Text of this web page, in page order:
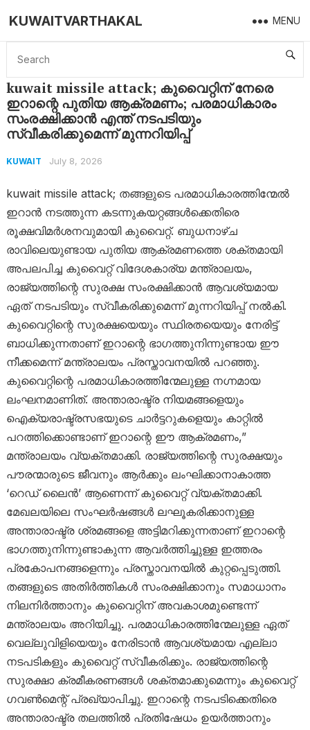
KUWAITVARTHAKAL MENU
Home Kuwait
kuwait missile attack; കുവൈറ്റിന് നേരെ
ഇറാന്റെ പുതിയ ആക്രമണം; പരമാധികാരം
സംരക്ഷിക്കാൻ എന്ത് നടപടിയും
സ്വീകരിക്കുമെന്ന് മുന്നറിയിപ്പ്
KUWAIT July 8, 2026
kuwait missile attack; തങ്ങളുടെ പരമാധികാരത്തിന്മേൽ
ഇറാൻ നടത്തുന്ന കടന്നുകയറ്റങ്ങൾക്കെതിരെ
രൂക്ഷവിമർശനവുമായി കുവൈറ്റ്. ബുധനാഴ്ച
രാവിലെയുണ്ടായ പുതിയ ആക്രമണത്തെ ശക്തമായി
അപലപിച്ച കുവൈറ്റ് വിദേശകാര്യ മന്ത്രാലയം,
രാജ്യത്തിന്റെ സുരക്ഷ സംരക്ഷിക്കാൻ ആവശ്യമായ
ഏത് നടപടിയും സ്വീകരിക്കുമെന്ന് മുന്നറിയിപ്പ് നൽകി.
കുവൈറ്റിന്റെ സുരക്ഷയെയും സ്ഥിരതയെയും നേരിട്ട്
ബാധിക്കുന്നതാണ് ഇറാന്റെ ഭാഗത്തുനിന്നുണ്ടായ ഈ
നീക്കമെന്ന് മന്ത്രാലയം പ്രസ്താവനയിൽ പറഞ്ഞു.
കുവൈറ്റിന്റെ പരമാധികാരത്തിന്മേലുള്ള നഗ്നമായ
ലംഘനമാണിത്. അന്താരാഷ്ട്ര നിയമങ്ങളെയും
ഐക്യരാഷ്ട്രസഭയുടെ ചാർട്ടറുകളെയും കാറ്റിൽ
പറത്തിക്കൊണ്ടാണ് ഇറാന്റെ ഈ ആക്രമണം,”
മന്ത്രാലയം വ്യക്തമാക്കി. രാജ്യത്തിന്റെ സുരക്ഷയും
പൗരന്മാരുടെ ജീവനും ആർക്കും ലംഘിക്കാനാകാത്ത
‘റെഡ് ലൈൻ’ ആണെന്ന് കുവൈറ്റ് വ്യക്തമാക്കി.
മേഖലയിലെ സംഘർഷങ്ങൾ ലഘൂകരിക്കാനുള്ള
അന്താരാഷ്ട്ര ശ്രമങ്ങളെ അട്ടിമറിക്കുന്നതാണ് ഇറാന്റെ
ഭാഗത്തുനിന്നുണ്ടാകുന്ന ആവർത്തിച്ചുള്ള ഇത്തരം
പ്രകോപനങ്ങളെന്നും പ്രസ്താവനയിൽ കുറ്റപ്പെടുത്തി.
തങ്ങളുടെ അതിർത്തികൾ സംരക്ഷിക്കാനും സമാധാനം
നിലനിർത്താനും കുവൈറ്റിന് അവകാശമുണ്ടെന്ന്
മന്ത്രാലയം അറിയിച്ചു. പരമാധികാരത്തിന്മേലുള്ള ഏത്
വെല്ലുവിളിയെയും നേരിടാൻ ആവശ്യമായ എല്ലാ
നടപടികളും കുവൈറ്റ് സ്വീകരിക്കും. രാജ്യത്തിന്റെ
സുരക്ഷാ ക്രമീകരണങ്ങൾ ശക്തമാക്കുമെന്നും കുവൈറ്റ്
ഗവൺമെന്റ് പ്രഖ്യാപിച്ചു. ഇറാന്റെ നടപടിക്കെതിരെ
അന്താരാഷ്ട്ര തലത്തിൽ പ്രതിഷേധം ഉയർത്താനും